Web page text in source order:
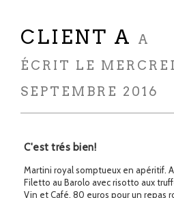
CLIENT A
A
ÉCRIT LE
SEPTEMBRE 2016
C'est trés bien!
Martini royal somptueux en apéritif.
Filetto au Barolo avec risotto aux
Vin et Café. 80 euros pour un repas